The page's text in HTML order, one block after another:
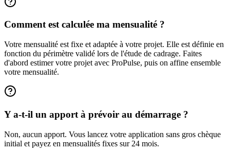
Comment est calculée ma mensualité ?
Votre mensualité est fixe et adaptée à votre projet. Elle est définie en
fonction du périmètre validé lors de l'étude de cadrage. Faites
d'abord estimer votre projet avec ProPulse, puis on affine ensemble
votre mensualité.
Y a-t-il un apport à prévoir au démarrage ?
Non, aucun apport. Vous lancez votre application sans gros chèque
initial et payez en mensualités fixes sur 24 mois.